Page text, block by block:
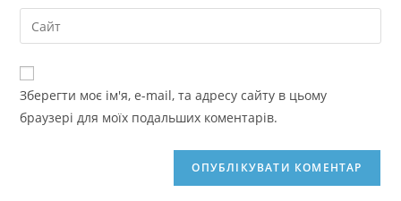
користувача,
щоб
прокоментувати
електронну
адресу,
прокоментувати
Введіть
URL-
адресу
сайту
(необов’язково)
Зберегти моє ім'я, e-mail, та адресу сайту в цьому
браузері для моїх подальших коментарів.